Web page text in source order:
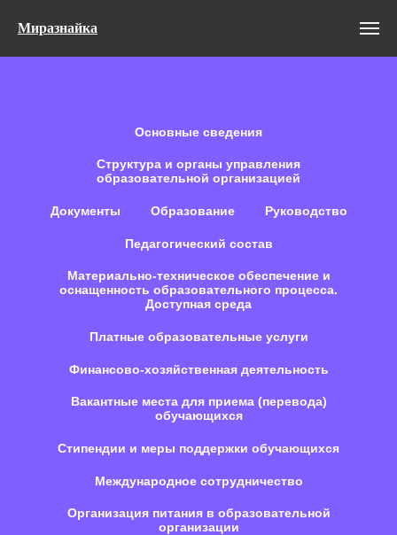
Миразнайка
Основные сведения
Структура и органы управления
образовательной организацией
Документы Образование Руководство
Педагогический состав
Материально-техническое обеспечение и
оснащенность образовательного процесса.
Доступная среда
Платные образовательные услуги
Финансово-хозяйственная деятельность
Вакантные места для приема (перевода)
обучающихся
Стипендии и меры поддержки обучающихся
Международное сотрудничество
Организация питания в образовательной
организации